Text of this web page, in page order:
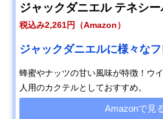
ジャックダニエル テネシ
税込み2,261円（Amazon）
ジャックダニエルに様々な
蜂蜜やナッツの甘い風味が特徴！ウ
人用のカクテルとしておすすめ。
Amazonで見